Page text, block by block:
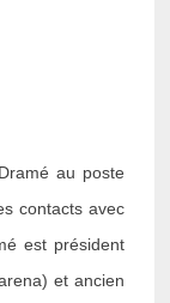
au poste
contacts avec
est président
et ancien